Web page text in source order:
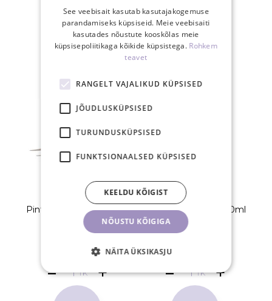
SEOTUD TOOTED
Pintsetid Vetus, MSA-18
11,30 €
TK
Eelhooldusvahend 10ml
TK
See veebisait kasutab kasutajakogemuse
parandamiseks küpsiseid. Meie veebisaiti
kasutades nõustute kooskõlas meie
küpsisepoliitikaga kõikide küpsistega. Rohkem
teavet
RANGELT VAJALIKUD KÜPSISED
JÕUDLUSKÜPSISED
TURUNDUSKÜPSISED
FUNKTSIONAALSED KÜPSISED
NÕUSTU KÕIGIGA
KEELDU KÕIGIST
NÄITA ÜKSIKASJU